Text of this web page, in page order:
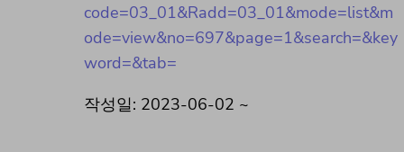
code=03_01&Radd=03_01&mode=list&m
ode=view&no=697&page=1&search=&key
word=&tab=
작성일: 2023-06-02 ~